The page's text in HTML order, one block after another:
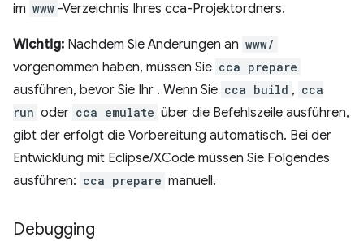
im www -Verzeichnis Ihres cca-Projektordners.
Wichtig: Nachdem Sie Änderungen an www/
vorgenommen haben, müssen Sie cca prepare
ausführen, bevor Sie Ihr . Wenn Sie cca build , cca
run oder cca emulate über die Befehlszeile ausführen,
gibt der erfolgt die Vorbereitung automatisch. Bei der
Entwicklung mit Eclipse/XCode müssen Sie Folgendes
ausführen: cca prepare manuell.
Debugging